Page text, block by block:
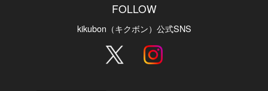
FOLLOW
kikubon（キクボン）公式SNS